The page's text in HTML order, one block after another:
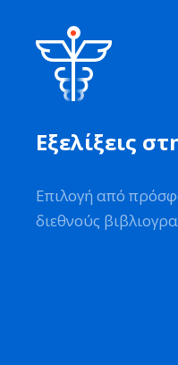
Εξελίξεις
Επιλογή από
διεθνούς